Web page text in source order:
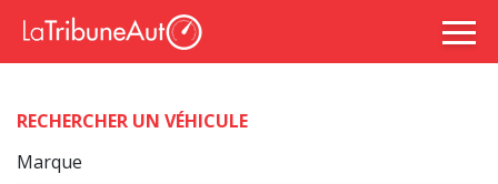
RECHERCHER UN VÉHICULE
Marque